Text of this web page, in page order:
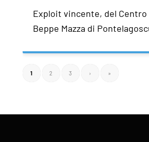
Exploit vincente, del Centro
Beppe Mazza di
1 2 3 › »